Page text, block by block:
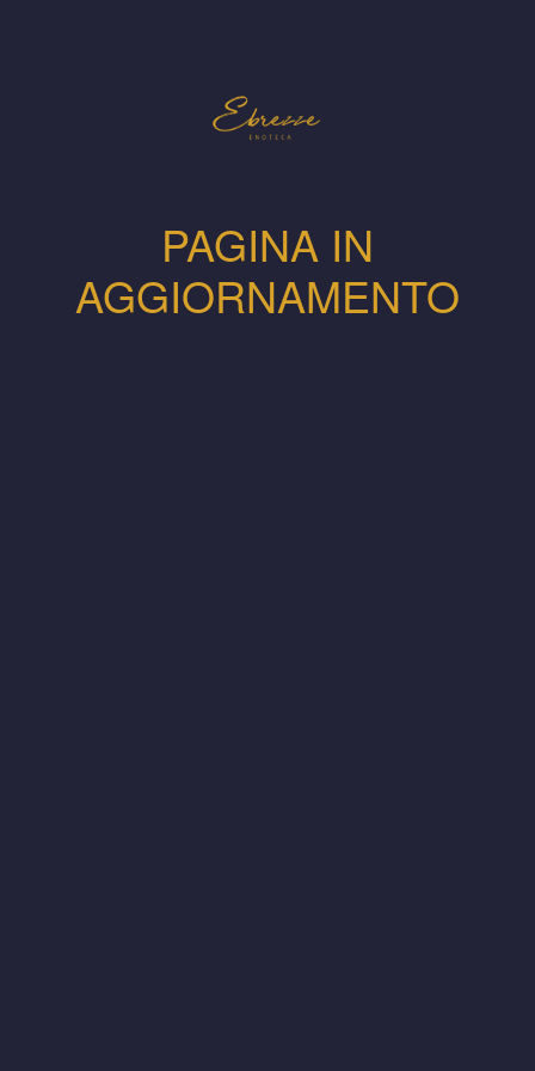
PAGINA IN
AGGIORNAMENTO